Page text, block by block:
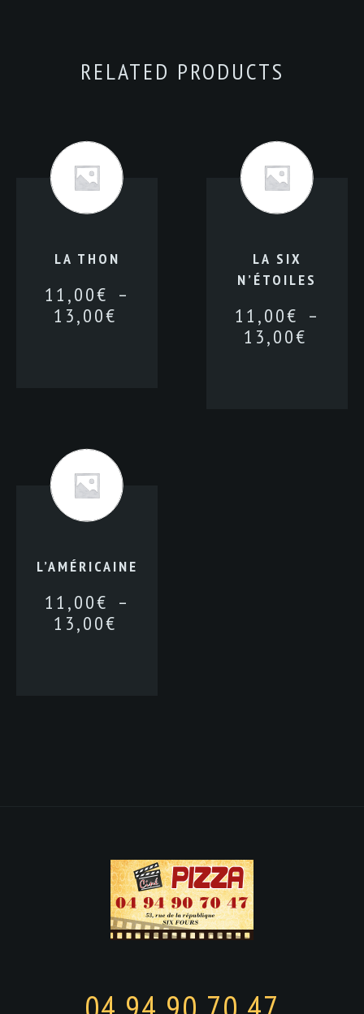
RELATED PRODUCTS
LA THON
11,00€ –
13,00€
LA SIX
N’ÉTOILES
11,00€ –
13,00€
L’AMÉRICAINE
11,00€ –
13,00€